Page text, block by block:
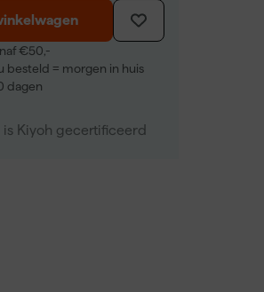
€50,-
besteld = morgen in huis
dagen
Kiyoh gecertificeerd